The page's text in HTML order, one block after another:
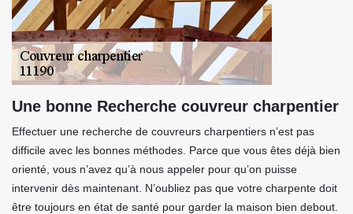
Une bonne Recherche couvreur charpentier
Effectuer une recherche de couvreurs charpentiers n’est pas
difficile avec les bonnes méthodes. Parce que vous êtes déjà bien
orienté, vous n’avez qu’à nous appeler pour qu’on puisse
intervenir dès maintenant. N’oubliez pas que votre charpente doit
être toujours en état de santé pour garder la maison bien debout.